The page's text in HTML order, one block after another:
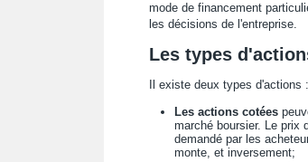
mode de financement
les décisions de l'entreprise.
Les types
Il existe deux types
Les actions cotées
marché boursier. Le prix
demandé par les
monte, et inversement;